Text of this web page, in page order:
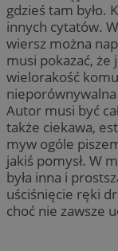
gdzieś tam było.
innych cytatów.
wiersz można
musi pokazać, że
wielorakość
Autor musi być
także ciekawa,
myw ogóle
jakiś pomysł. W
była inna i
uściśnięcie ręki
choć nie zawsze